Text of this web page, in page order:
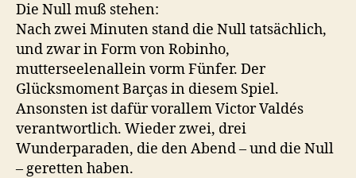
Die Null muß stehen:
Nach zwei Minuten stand die Null tatsächlich,
und zwar in Form von Robinho,
mutterseelenallein vorm Fünfer. Der
Glücksmoment Barças in diesem Spiel.
Ansonsten ist dafür vorallem Victor Valdés
verantwortlich. Wieder zwei, drei
Wunderparaden, die den Abend – und die Null
– geretten haben.